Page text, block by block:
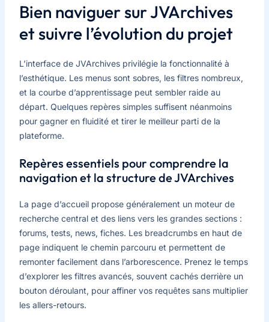
Bien naviguer sur JVArchives
et suivre l’évolution du projet
L’interface de JVArchives privilégie la fonctionnalité à
l’esthétique. Les menus sont sobres, les filtres nombreux,
et la courbe d’apprentissage peut sembler raide au
départ. Quelques repères simples suffisent néanmoins
pour gagner en fluidité et tirer le meilleur parti de la
plateforme.
Repères essentiels pour comprendre la
navigation et la structure de JVArchives
La page d’accueil propose généralement un moteur de
recherche central et des liens vers les grandes sections :
forums, tests, news, fiches. Les breadcrumbs en haut de
page indiquent le chemin parcouru et permettent de
remonter facilement dans l’arborescence. Prenez le temps
d’explorer les filtres avancés, souvent cachés derrière un
bouton déroulant, pour affiner vos requêtes sans multiplier
les allers-retours.